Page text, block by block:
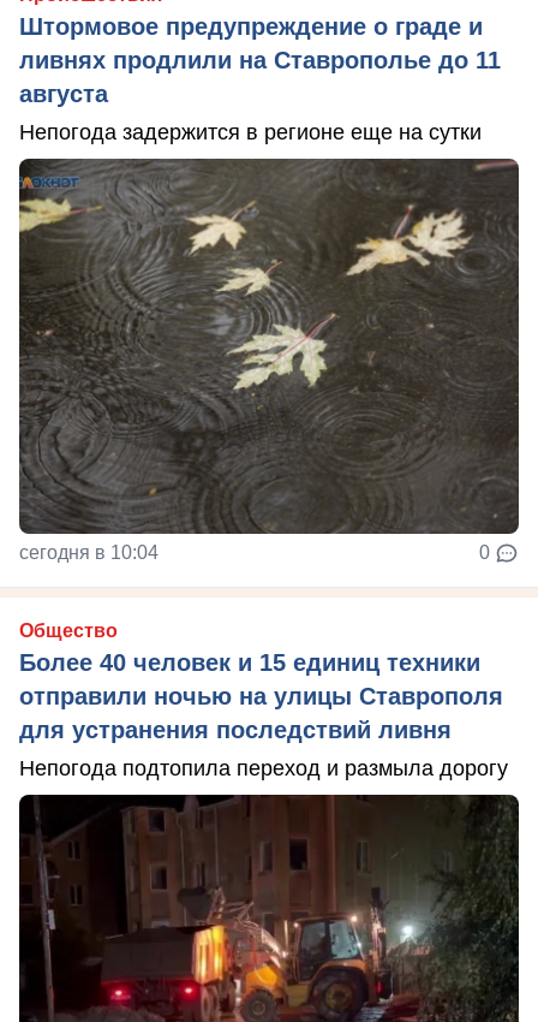
Штормовое предупреждение о граде и
ливнях продлили на Ставрополье до 11
августа
Непогода задержится в регионе еще на сутки
сегодня в 10:04 0
Общество
Более 40 человек и 15 единиц техники
отправили ночью на улицы Ставрополя
для устранения последствий ливня
Непогода подтопила переход и размыла дорогу